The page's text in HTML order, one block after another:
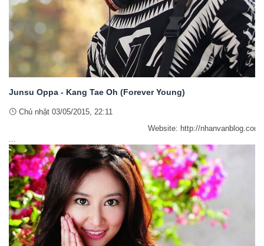
Junsu Oppa - Kang Tae Oh (Forever Young)
Chủ nhật 03/05/2015, 22:11
Website: http://nhanvanblog.com/Facebook: http://
...